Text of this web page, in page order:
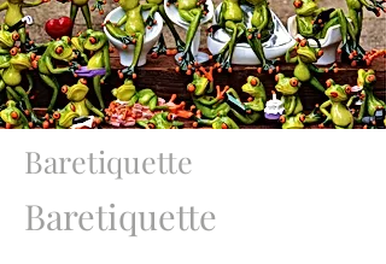
Baretiquette
Baretiquette